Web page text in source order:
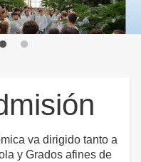
va dirigido tanto a
y Grados afines de